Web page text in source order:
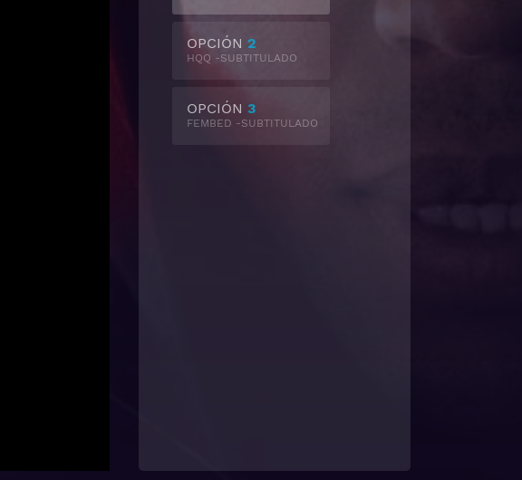
OPCIÓN 2
HQQ -SUBTITULADO
OPCIÓN 3
FEMBED -SUBTITULADO